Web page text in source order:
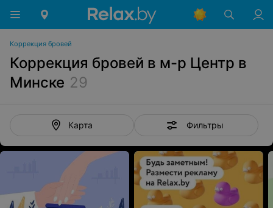
Коррекция бровей
Коррекция бровей в м-р Центр в
Минске 29
Карта Фильтры